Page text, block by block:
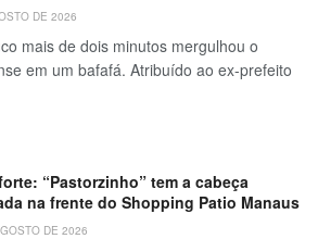
DE 2026
mais de dois minutos mergulhou o
em um bafafá. Atribuído ao ex-prefeito
“Pastorzinho” tem a cabeça
na frente do Shopping Patio Manaus
DE 2026